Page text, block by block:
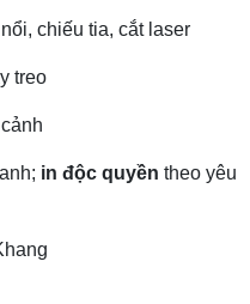
chiếu tia, cắt laser
treo
in độc quyền theo yêu